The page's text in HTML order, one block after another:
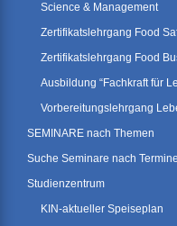
Science & Management
Zertifikatslehrgang Food
Zertifikatslehrgang Food
Ausbildung “Fachkraft für
Vorbereitungslehrgang
SEMINARE nach Themen
Suche Seminare nach
Studienzentrum
KIN-aktueller Speiseplan